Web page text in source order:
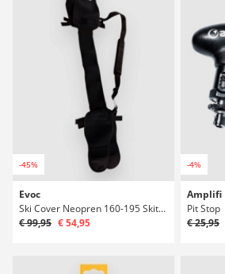
-45%
Evoc
Ski Cover Neopren 160-195 Skitasche
€ 99,95 € 54,95
-4%
Amplifi
Pit Stop
€ 25,95